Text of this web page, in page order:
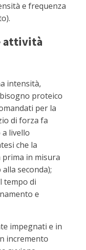
e frequenza
attività
intensità,
proteico
per la
di forza fa
livello
che la
in misura
seconda);
tempo di
e
impegnati e in
incremento